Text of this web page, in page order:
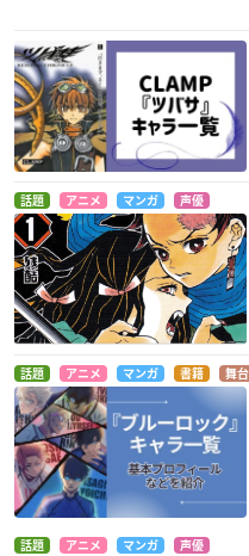
話題 アニメ マンガ 声優
話題 アニメ マンガ 書籍 舞台
話題 アニメ マンガ 声優